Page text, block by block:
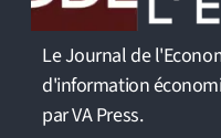
Le Journal de
d'information
par VA Press.